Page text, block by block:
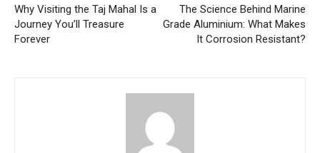
Why Visiting the Taj Mahal Is a
Journey You’ll Treasure
Forever
The Science Behind Marine
Grade Aluminium: What Makes
It Corrosion Resistant?